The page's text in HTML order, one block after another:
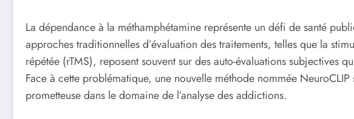
La dépendance à la méthamphétamine représente un défi de santé
approches traditionnelles d’évaluation des traitements, telles que la
répétée (rTMS), reposent souvent sur des auto-évaluations subjectives
Face à cette problématique, une nouvelle méthode nommée
prometteuse dans le domaine de l’analyse des addictions.